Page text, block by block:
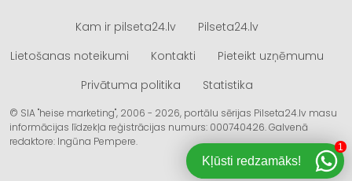
Kam ir pilseta24.lv
Pilseta24.lv
Lietošanas noteikumi
Kontakti
Pieteikt uzņēmumu
Privātuma politika
Statistika
© SIA "heise marketing", 2006 - 2026, portālu sērijas Pilseta24.lv masu
informācijas līdzekļa reģistrācijas numurs: 000740426. Galvenā
redaktore: Ingūna Pempere.
Kļūsti redzamāks!
1